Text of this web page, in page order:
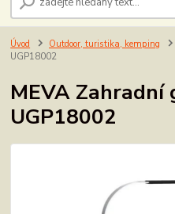
Úvod Outdoor, turistika, kemping
UGP18002
MEVA Zahradní
UGP18002